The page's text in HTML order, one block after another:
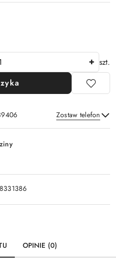
szt.
Zostaw telefon
OPINIE (0)